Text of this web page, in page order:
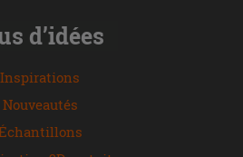
d’idées
Inspirations
Nouveautés